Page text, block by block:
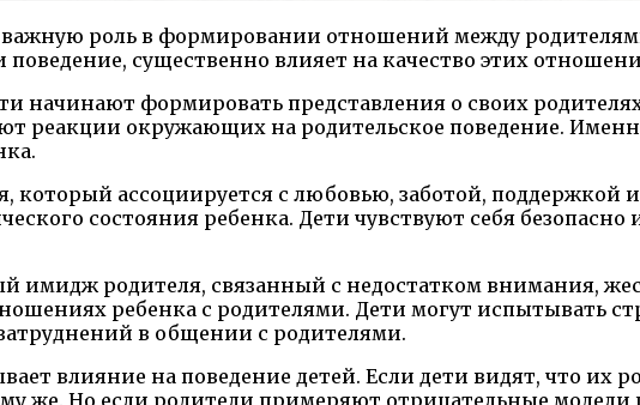
роль в формировании отношений между
существенно влияет на качество этих
начинают формировать представления о своих
реакции окружающих на родительское поведение.
ассоциируется с любовью, заботой, поддержкой
состояния ребенка. Дети чувствуют себя
имидж родителя, связанный с недостатком внимания,
ребенка с родителями. Дети могут испытывать
в общении с родителями.
влияние на поведение детей. Если дети видят, что